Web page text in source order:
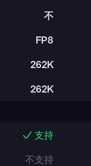
不
FP8
262K
262K
支持
不支持